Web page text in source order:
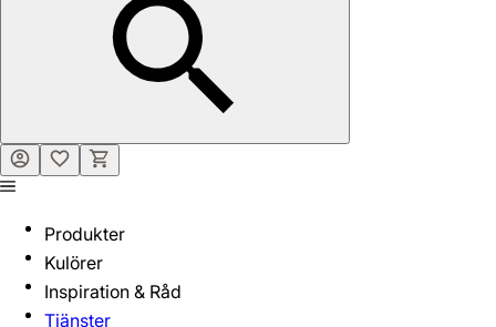
Produkter
Kulörer
Inspiration & Råd
Tjänster